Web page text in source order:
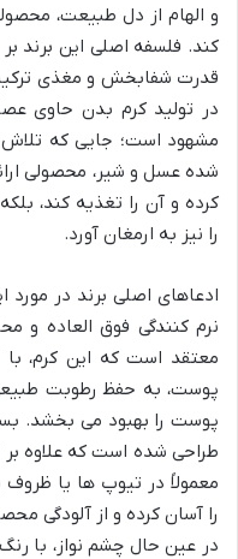
و الهام از دل طبیعت،
کند. فلسفه اصلی این برند
قدرت شفابخش و مغذی
در تولید کرم بدن حاوی
مشهود است؛ جایی که تلاش
شده عسل و شیر، محصولی
کرده و آن را تغذیه کند،
را نیز به ارمغان آورد.
ادعاهای اصلی برند در مورد
نرم کنندگی فوق العاده و
معتقد است که این کرم، با
پوست، به حفظ رطوبت
پوست را بهبود می بخشد.
طراحی شده است که علاوه بر
معمولاً در تیوپ ها یا
را آسان کرده و از آلودگی
در عین حال چشم نواز، با